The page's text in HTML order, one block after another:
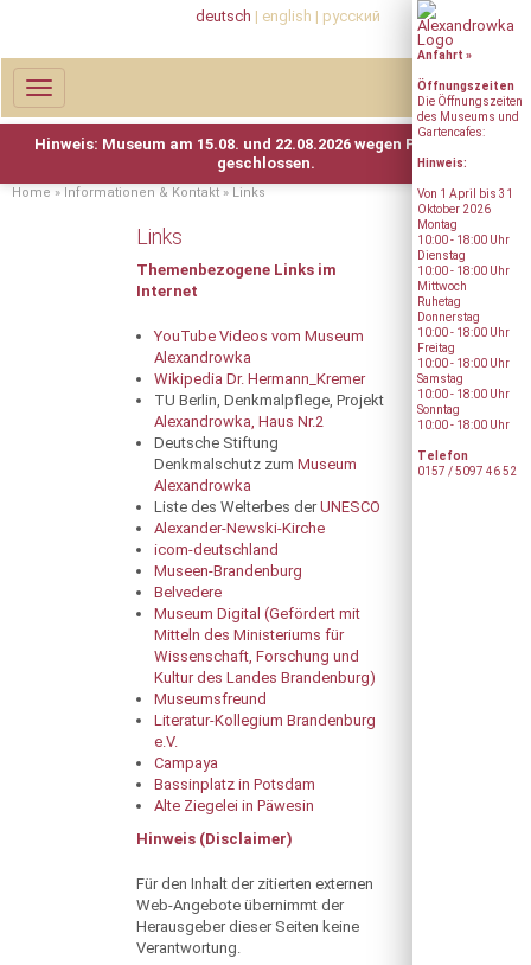
Anfahrt »
Öffnungs­zeiten
Die Öffnungszeiten
des Museums und
Gartencafes:
Hinweis:
Von 1 April bis 31
Oktober 2026
Montag
10:00 - 18:00 Uhr
Dienstag
10:00 - 18:00 Uhr
Mittwoch
Ruhetag
Donnerstag
10:00 - 18:00 Uhr
Freitag
10:00 - 18:00 Uhr
Samstag
10:00 - 18:00 Uhr
Sonntag
10:00 - 18:00 Uhr
Telefon
0157 / 5097 46 52
deutsch | english | русский
Toggle
navigation
Home » Informationen & Kontakt » Links
Links
Themenbezogene Links im
Internet
YouTube Videos vom Museum
Alexandrowka
Wikipedia Dr. Hermann_Kremer
TU Berlin, Denkmalpflege, Projekt
Alexandrowka, Haus Nr.2
Deutsche Stiftung
Denkmalschutz zum Museum
Alexandrowka
Liste des Welterbes derUNESCO
Alexander-Newski-Kirche
icom-deutschland
Museen-Brandenburg
Belvedere
Museum Digital (Gefördert mit
Mitteln des Ministeriums für
Wissenschaft, Forschung und
Kultur des Landes Brandenburg)
Museumsfreund
Literatur-Kollegium Brandenburg
e.V.
Campaya
Bassinplatz in Potsdam
Alte Ziegelei in Päwesin
Hinweis (Disclaimer)
Für den Inhalt der zitierten externen
Web-Angebote übernimmt der
Herausgeber dieser Seiten keine
Verantwortung.